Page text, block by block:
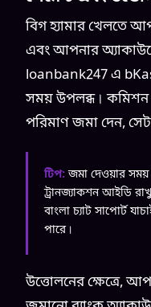
বিগ হ্যামার খেলতে
এবং আপনার
loanbank247 এ
সময় উপলব্ধ। কমিশন
পরিমাণ জমা দেন,
টিপ:জমা দেওয়ার
ট্রানজ্যাকশন আইডি
বাংলা চ্যাট সাপোর্ট
পারে।
উত্তোলনের ক্ষেত্রে,